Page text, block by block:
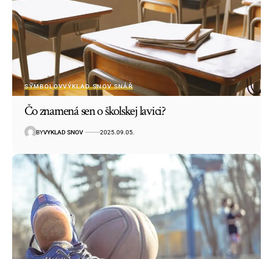
SYMBOLOVVÝKLAD SNOV SNÁŘ
Čo znamená sen o školskej lavici?
BYVYKLAD SNOV 2025.09.05.